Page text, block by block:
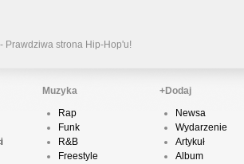
- Prawdziwa strona Hip-Hop'u!
Muzyka
Rap
Funk
R&B
Freestyle
+Dodaj
Newsa
Wydarzenie
Artykuł
Album